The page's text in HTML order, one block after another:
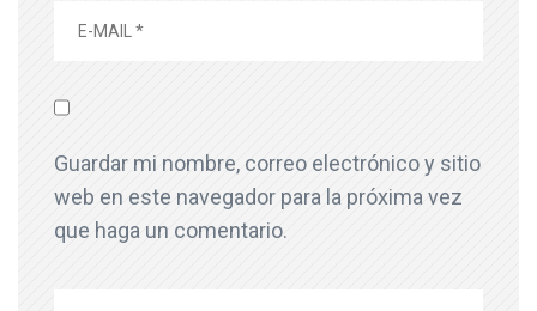
Guardar mi nombre, correo electrónico y sitio
web en este navegador para la próxima vez
que haga un comentario.